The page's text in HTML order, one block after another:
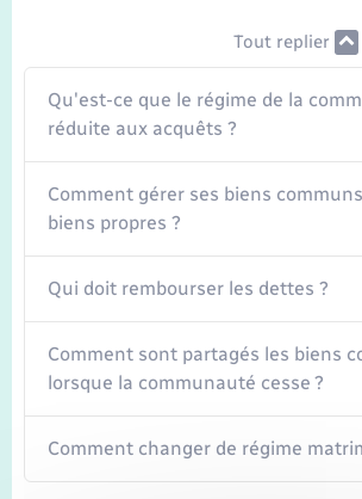
Voirie et espace public
Tout replier
Qu'est-ce que le régime de la
réduite aux acquêts ?
Comment gérer ses biens
biens propres ?
Qui doit rembourser les dettes ?
Comment sont partagés les biens
lorsque la communauté cesse ?
Comment changer de régime